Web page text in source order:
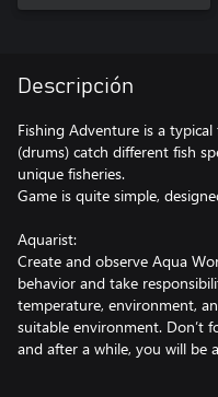
Descripción
Fishing Adventure is a
(drums) catch different fish
unique fisheries.
Game is quite simple,
Aquarist:
Create and observe Aqua
behavior and take
temperature, environment,
suitable environment. Don’t
and after a while, you will be